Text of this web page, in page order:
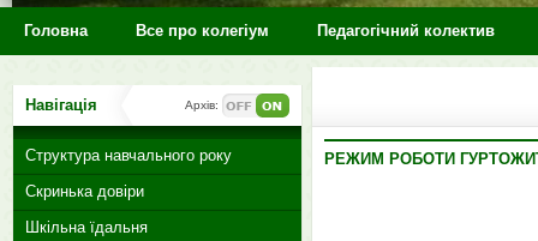
Головна Все про колегіум Педагогічний колектив
РЕЖИМ РОБОТИ
Навігація Архів:
Структура навчального року
Скринька довіри
Шкільна їдальня